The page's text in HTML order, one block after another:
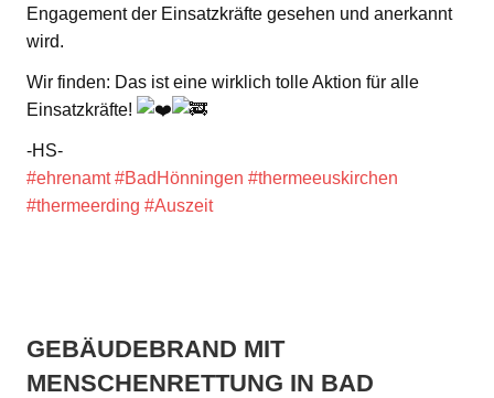
Engagement der Einsatzkräfte gesehen und anerkannt
wird.
Wir finden: Das ist eine wirklich tolle Aktion für alle
Einsatzkräfte!
-HS-
#ehrenamt #BadHönningen #thermeeuskirchen
#thermeerding #Auszeit
GEBÄUDEBRAND MIT
MENSCHENRETTUNG IN BAD